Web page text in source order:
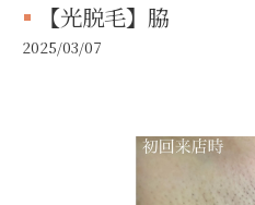
【光脱毛】脇
2025/03/07